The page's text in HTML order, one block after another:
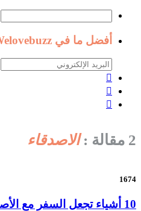
أفضل ما في Welovebuzz، مرة في الأسبوع



2 مقالة : الاصدقاء
1674
10 أشياء تجعل السفر مع الأصدقاء أكثر متعة